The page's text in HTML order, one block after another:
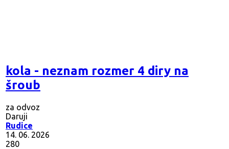
kola - neznam rozmer 4 diry na
šroub
za odvoz
Daruji
Rudice
14. 06. 2026
280